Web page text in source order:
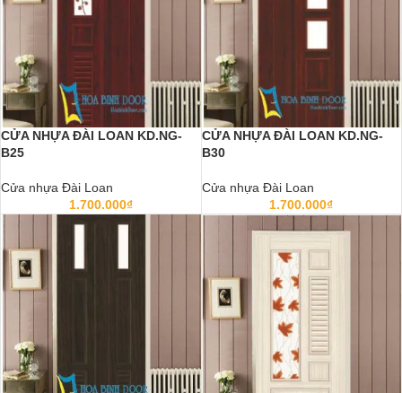
CỬA NHỰA ĐÀI LOAN KD.NG-
B25
Cửa nhựa Đài Loan
1.700.000₫
CỬA NHỰA ĐÀI LOAN KD.NG-
B30
Cửa nhựa Đài Loan
1.700.000₫